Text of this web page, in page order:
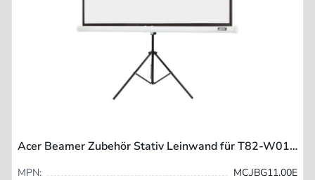
Acer Beamer Zubehör Stativ Leinwand für T82-W01MW
MPN:
MC.JBG11.00E